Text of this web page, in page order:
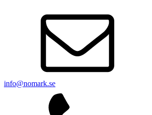
info@nomark.se